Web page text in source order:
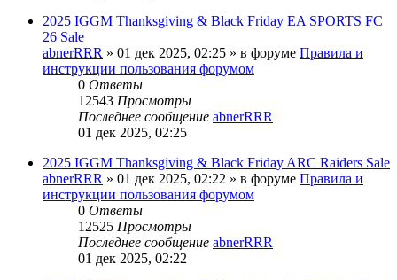
2025 IGGM Thanksgiving & Black Friday EA SPORTS FC
26 Sale
abnerRRR » 01 дек 2025, 02:25 » в форуме Правила и
инструкции пользования форумом
0 Ответы
12543 Просмотры
Последнее сообщение abnerRRR
01 дек 2025, 02:25
2025 IGGM Thanksgiving & Black Friday ARC Raiders Sale
abnerRRR » 01 дек 2025, 02:22 » в форуме Правила и
инструкции пользования форумом
0 Ответы
12525 Просмотры
Последнее сообщение abnerRRR
01 дек 2025, 02:22